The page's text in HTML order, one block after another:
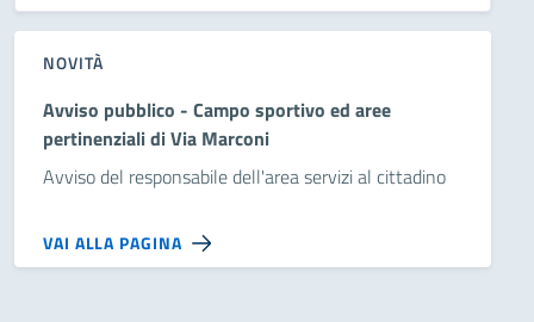
NOVITÀ
Avviso pubblico - Campo sportivo ed aree
pertinenziali di Via Marconi
Avviso del responsabile dell'area servizi al cittadino
VAI ALLA PAGINA